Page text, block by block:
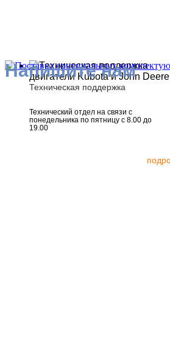
Техническая поддержка
Технический отдел на связи с
понедельника по пятницу с 8.00 до
19.00
Напишите нам